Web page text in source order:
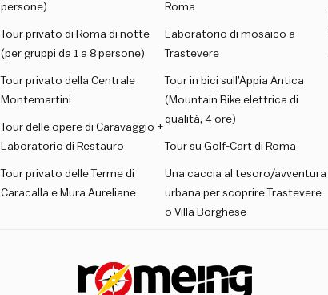
persone)
Tour privato di Roma di notte
(per gruppi da 1 a 8 persone)
Tour privato della Centrale
Montemartini
Tour delle opere di Caravaggio +
Laboratorio di Restauro
Tour privato delle Terme di
Caracalla e Mura Aureliane
Roma
Laboratorio di mosaico a
Trastevere
Tour in bici sull’Appia Antica
(Mountain Bike elettrica di
qualità, 4 ore)
Tour su Golf-Cart di Roma
Una caccia al tesoro/avventura
urbana per scoprire Trastevere
o Villa Borghese